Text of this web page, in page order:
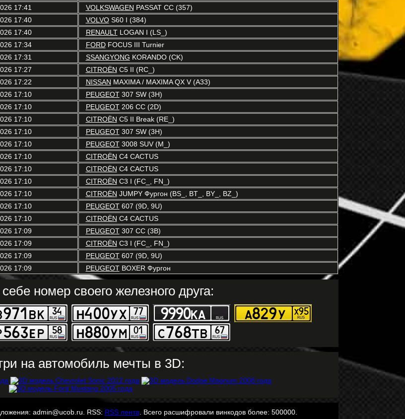
17:41 VOLKSWAGEN PASSAT CC (357)
17:40 VOLVOS60 I (384)
17:40 RENAULTLOGAN I (LS_)
17:34 FORDFOCUS III Turnier
17:31 SSANGYONG KORANDO (CK)
17:27 CITROËN C5 II (RC_)
17:22 NISSAN MAXIMA / MAXIMA QX V (A33)
17:10 PEUGEOT307 SW (3H)
17:10 PEUGEOT206 CC (2D)
17:10 CITROËN C5 II Break (RE_)
17:10 PEUGEOT307 SW (3H)
17:10 PEUGEOT3008 SUV (M_)
17:10 CITROËN C4 CACTUS
17:10 CITROËN C4 CACTUS
17:10 CITROËN C3 I (FC_, FN_)
17:10 CITROËN JUMPY Фургон (BS_, BT_, BY_, BZ_)
17:10 PEUGEOT607 (9D, 9U)
17:10 CITROËN C4 CACTUS
17:09 PEUGEOT307 CC (3B)
17:09 CITROËN C3 I (FC_, FN_)
17:09 PEUGEOT607 (9D, 9U)
17:09 PEUGEOTBOXER Фургон
номер своего железного друга:
на автомобиль мечты в 3D:
admin@ucob.ru. RSS: RSS лента . Всего расшифровали винкодов более: 500000.